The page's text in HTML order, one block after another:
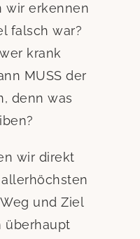
wir erkennen
falsch war?
krank
MUSS der
denn was
wir direkt
allerhöchsten
und Ziel
überhaupt